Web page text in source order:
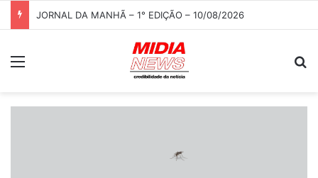
JORNAL DA MANHÃ – 1° EDIÇÃO – 10/08/2026